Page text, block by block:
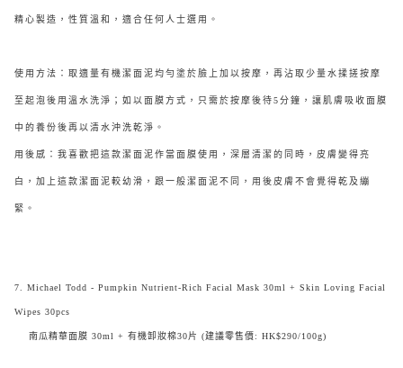
精心製造，性質溫和，適合任何人士選用。
使用方法：取適量有機潔面泥均勻塗於臉上加以按摩，再沾取少量水揉搓按摩
至起泡後用溫水洗淨；如以面膜方式，只需於按摩後待5分鐘，讓肌膚吸收面膜
中的養份後再以清水沖洗乾淨。
用後感：我喜歡把這款潔面泥作當面膜使用，深層清潔的同時，皮膚變得亮
白，加上這款潔面泥較幼滑，跟一般潔面泥不同，用後皮膚不會覺得乾及繃
緊。
7. Michael Todd - Pumpkin Nutrient-Rich Facial Mask 30ml + Skin Loving Facial
Wipes 30pcs
南瓜精華面膜 30ml + 有機卸妝棉30片 (建議零售價: HK$290/100g)